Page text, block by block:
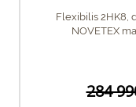
Flexibilis 2HK8,
NOVETEX
284